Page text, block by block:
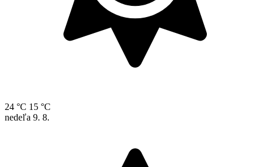
24 °C 15 °C
nedeľa 9. 8.